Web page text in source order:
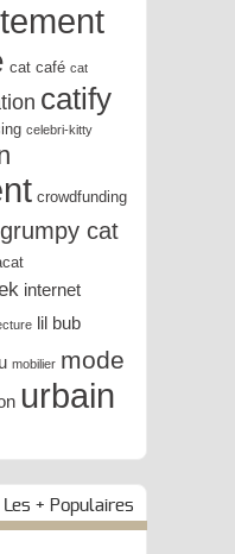
cat café cat
catify
celebri-kitty
crowdfunding
grumpy cat
internet
lil bub
mobilier mode
urbain
Les + Populaires